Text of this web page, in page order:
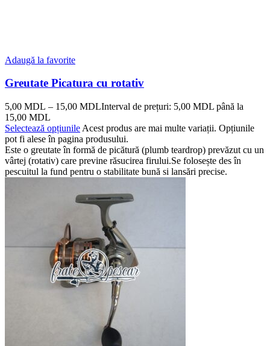
Adaugă la favorite
Greutate Picatura cu rotativ
5,00 MDL – 15,00 MDLInterval de prețuri: 5,00 MDL până la
15,00 MDL
Selectează opțiunile Acest produs are mai multe variații. Opțiunile
pot fi alese în pagina produsului.
Este o greutate în formă de picătură (plumb teardrop) prevăzut cu un
vârtej (rotativ) care previne răsucirea firului.Se folosește des în
pescuitul la fund pentru o stabilitate bună si lansări precise.